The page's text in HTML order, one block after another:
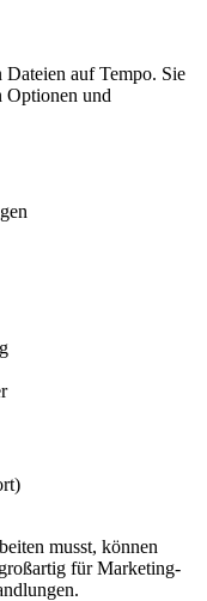
auf Tempo. Sie
Optionen und
musst, können
für Marketing-